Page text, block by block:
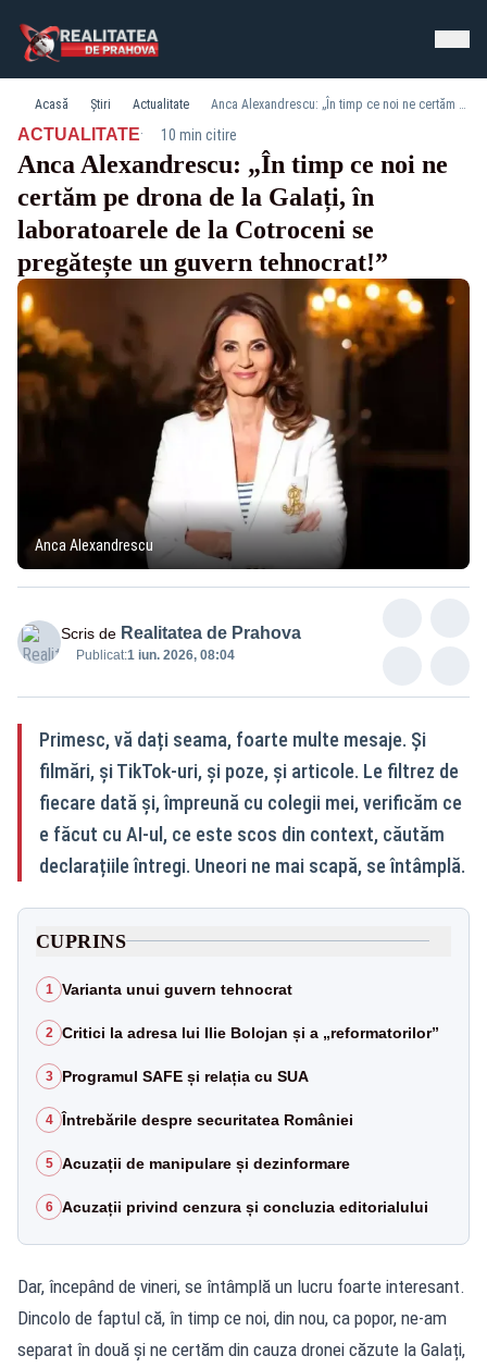
Acasă Știri Actualitate Anca Alexandrescu: „În timp ce noi ne certăm pe drona de la Galați, în laboratoarele de la Cotroceni se pregătește un guvern tehnocrat!”
ACTUALITATE· 10 min citire
Anca Alexandrescu: „În timp ce noi ne
certăm pe drona de la Galați, în
laboratoarele de la Cotroceni se
pregătește un guvern tehnocrat!”
Anca Alexandrescu
Scris de Realitatea de Prahova
Publicat:1 iun. 2026, 08:04
Primesc, vă dați seama, foarte multe mesaje. Și
filmări, și TikTok-uri, și poze, și articole. Le filtrez de
fiecare dată și, împreună cu colegii mei, verificăm ce
e făcut cu AI-ul, ce este scos din context, căutăm
declarațiile întregi. Uneori ne mai scapă, se întâmplă.
CUPRINS
1 Varianta unui guvern tehnocrat
2 Critici la adresa lui Ilie Bolojan și a „reformatorilor”
3 Programul SAFE și relația cu SUA
4 Întrebările despre securitatea României
5 Acuzații de manipulare și dezinformare
6 Acuzații privind cenzura și concluzia editorialului
Dar, începând de vineri, se întâmplă un lucru foarte interesant.
Dincolo de faptul că, în timp ce noi, din nou, ca popor, ne-am
separat în două și ne certăm din cauza dronei căzute la Galați,